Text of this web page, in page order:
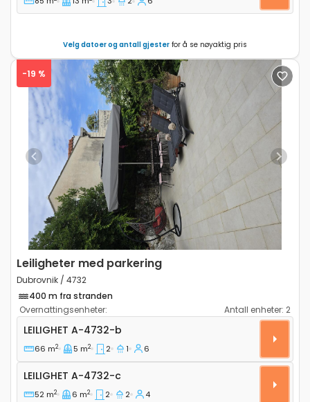
Velg datoer og antall gjester for å se nøyaktig pris
Previous Next
-19 %
Leiligheter med parkering
Dubrovnik / 4732
400 m fra stranden
Overnattingsenheter:
Antall enheter: 2
Toroms leilighet Dubrovnik A-4732-b
LEILIGHET A-4732-b
66 m2 5 m2 2 1 6
Leilighet A-4732-c
LEILIGHET A-4732-c
52 m2 6 m2 2 2 4